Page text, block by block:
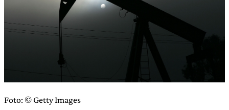
Foto: © Getty Images